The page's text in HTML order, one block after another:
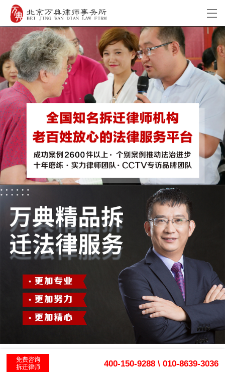
免费咨询
拆迁律师
400-150-9288 \ 010-8639-3036